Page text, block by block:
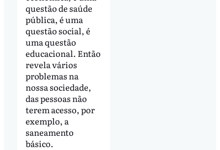
questão de saúde
pública, é uma
questão social, é
uma questão
educacional. Então
revela vários
problemas na
nossa sociedade,
das pessoas não
terem acesso, por
exemplo, a
saneamento
básico.